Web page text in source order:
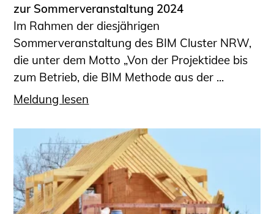
zur Sommerveranstaltung 2024
Im Rahmen der diesjährigen
Sommerveranstaltung des BIM Cluster NRW,
die unter dem Motto „Von der Projektidee bis
zum Betrieb, die BIM Methode aus der ...
Meldung lesen